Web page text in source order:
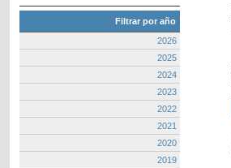
Filtrar por año
2026
2025
2024
2023
2022
2021
2020
2019